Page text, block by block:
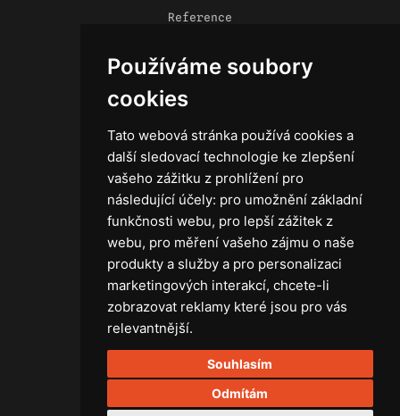
Používáme soubory
cookies
Tato webová stránka používá cookies a
další sledovací technologie ke zlepšení
vašeho zážitku z prohlížení pro
následující účely: pro umožnění základní
funkčnosti webu, pro lepší zážitek z
webu, pro měření vašeho zájmu o naše
produkty a služby a pro personalizaci
marketingových interakcí, chcete-li
zobrazovat reklamy které jsou pro vás
relevantnější.
Souhlasím
Odmítám
Reference
Kontakt
Obchodní podmínky
Zásady ochrany osobních údajů
Technika
Světla
Příslušenství ke světlům
Osvětlovací technika GRIP
Baterie
Stativy
Ostatní
Rozvaděče a kabely